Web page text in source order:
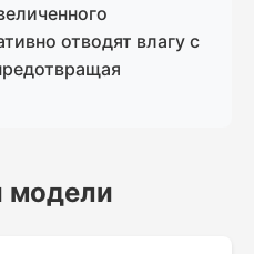
отводят влагу с
модели